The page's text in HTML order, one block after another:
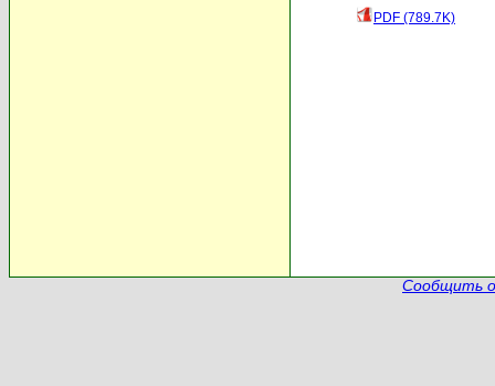
PDF (789.7K)
Сообщить о